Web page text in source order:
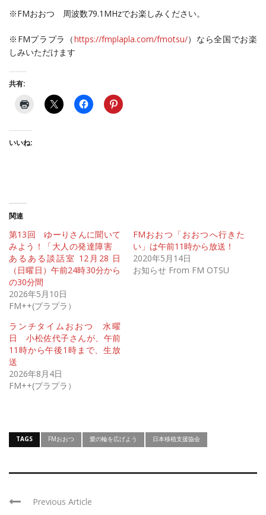
※FMおおつ 周波数79.1MHzでお楽しみください。
※FMプラプラ（https://fmplapla.com/fmotsu/）なら全国でお楽
しみいただけます
共有:
いいね:
関連
第13回 ゆーりさんに聞いて
みよう！「大人の発達障害
あるある談話室 12月28 日
（日曜日）午前24時30分から
の30分間
2026年5月10日
FM++(プラプラ）
FMおおつ「おおつへ行きた
い」は午前11時から放送！
2020年5月14日
お知らせ From FM OTSU
ランチタイムおおつ 水曜
日 小松佐代子さんが、午前
11時から午後1時まで、生放
送
2026年8月4日
FM++(プラプラ）
TAGS FMおおつ 愛の輪を広げよう 日本移植支援協会
Previous Article